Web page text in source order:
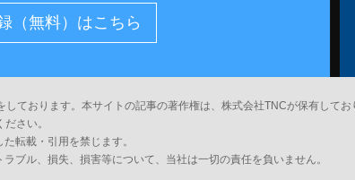
（無料）はこちら
しております。本サイトの記事の著作権は、株式会社TNCが保有して
さい。
転載・引用を禁じます。
ブル、損失、損害等について、当社は一切の責任を負いません。